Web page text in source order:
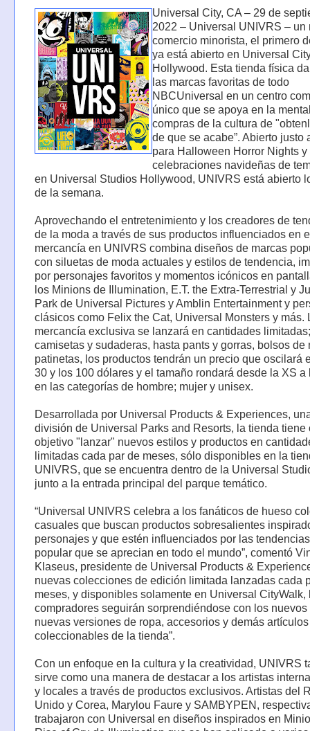
Universal City, CA – 29 de
2022 – Universal UNIVRS – un
comercio minorista, el primero
ya está abierto en Universal
Hollywood. Esta tienda física
las marcas favoritas de todo
NBCUniversal en un centro
único que se apoya en la
compras de la cultura de
de que se acabe”. Abierto justo
para Halloween Horror Nights y
celebraciones navideñas de
en Universal Studios Hollywood, UNIVRS está abierto
de la semana.
Aprovechando el entretenimiento y los creadores de
de la moda a través de sus productos influenciados en
mercancía en UNIVRS combina diseños de marcas
con siluetas de moda actuales y estilos de tendencia,
por personajes favoritos y momentos icónicos en
los Minions de Illumination, E.T. the Extra-Terrestrial y
Park de Universal Pictures y Amblin Entertainment y
clásicos como Felix the Cat, Universal Monsters y más.
mercancía exclusiva se lanzará en cantidades
camisetas y sudaderas, hasta pants y gorras, bolsos de
patinetas, los productos tendrán un precio que oscilará
30 y los 100 dólares y el tamaño rondará desde la XS a
en las categorías de hombre; mujer y unisex.
Desarrollada por Universal Products & Experiences,
división de Universal Parks and Resorts, la tienda tiene
objetivo "lanzar" nuevos estilos y productos en
limitadas cada par de meses, sólo disponibles en la
UNIVRS, que se encuentra dentro de la Universal
junto a la entrada principal del parque temático.
“Universal UNIVRS celebra a los fanáticos de hueso
casuales que buscan productos sobresalientes
personajes y que estén influenciados por las
popular que se aprecian en todo el mundo”, comentó
Klaseus, presidente de Universal Products &
nuevas colecciones de edición limitada lanzadas cada
meses, y disponibles solamente en Universal CityWalk,
compradores seguirán sorprendiéndose con los nuevos
nuevas versiones de ropa, accesorios y demás artículos
coleccionables de la tienda”.
Con un enfoque en la cultura y la creatividad, UNIVRS
sirve como una manera de destacar a los artistas
y locales a través de productos exclusivos. Artistas del
Unido y Corea, Marylou Faure y SAMBYPEN,
trabajaron con Universal en diseños inspirados en